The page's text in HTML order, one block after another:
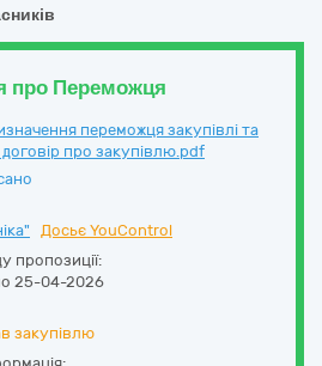
про Переможця
переможця закупівлі та
про закупівлю.pdf
Досьє YouControl
пропозиції:
25-04-2026
закупівлю